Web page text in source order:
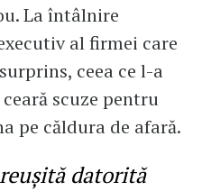
La întâlnire
al firmei care
ceea ce l-a
scuze pentru
pe căldura de afară.
datorită